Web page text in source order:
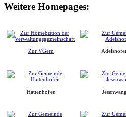
Weitere Homepages:
Zur VGem
Hattenhofen Jesenwang